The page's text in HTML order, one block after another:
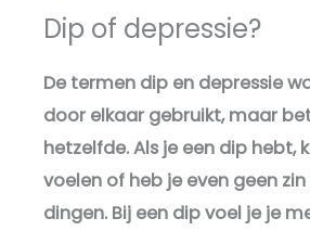
Dip of depressie?
De termen dip en depressie
door elkaar gebruikt, maar
hetzelfde. Als je een dip hebt,
voelen of heb je even geen
dingen. Bij een dip voel je je